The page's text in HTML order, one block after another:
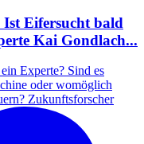
Eifersucht bald
Kai Gondlach...
Experte? Sind es
oder womöglich
Zukunftsforscher